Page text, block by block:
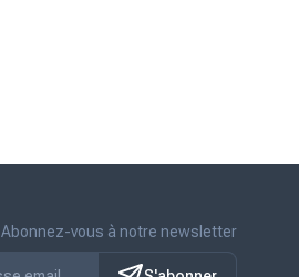
Abonnez-vous à notre newsletter